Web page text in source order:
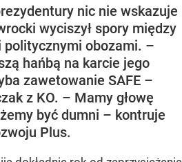
nic nie wskazuje
wyciszył spory między
obozami. –
hańbą na karcie jego
zawetowanie SAFE –
z KO. – Mamy głowę
być dumni – kontruje
Plus.